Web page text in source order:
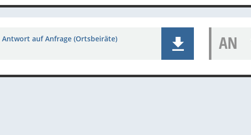
Antwort auf Anfrage (Ortsbeiräte) AN